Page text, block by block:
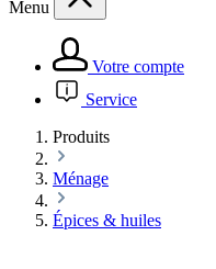
Menu
Votre compte
Service
Produits
Ménage
Épices & huiles